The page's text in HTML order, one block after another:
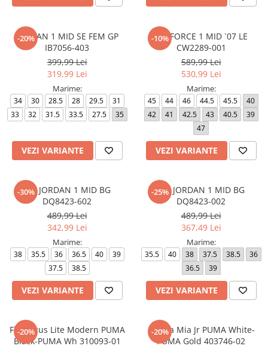
-20%
JORDAN 1 MID SE FEM GP
IB7056-403
399,99 Lei
319,99 Lei
Marime:
34 30 28.5 28 29.5
31
33
32 31.5 33.5 27.5 35
VEZI VARIANTE
-10%
AIR FORCE 1 MID `07 LE
CW2289-001
589,99 Lei
530,99 Lei
Marime:
45 44 46 44.5 45.5
40
42
41 42.5 43 40.5
39
47
VEZI VARIANTE
-30%
AIR JORDAN 1 MID BG
DQ8423-602
489,99 Lei
342,99 Lei
Marime:
38 35.5 36 36.5 40
39
37.5
38.5
VEZI VARIANTE
-25%
AIR JORDAN 1 MID BG
DQ8423-002
489,99 Lei
367,49 Lei
Marime:
35.5 40 38 37.5 38.5
36
36.5
39
VEZI VARIANTE
-20%
FlexFocus Lite Modern PUMA
Black-PUMA Wh 310093-01
-20%
Carina Mia Jr PUMA White-
PUMA Gold 403746-02